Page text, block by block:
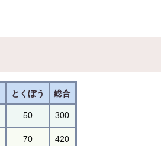
とくぼう 総合
50 300
70 420